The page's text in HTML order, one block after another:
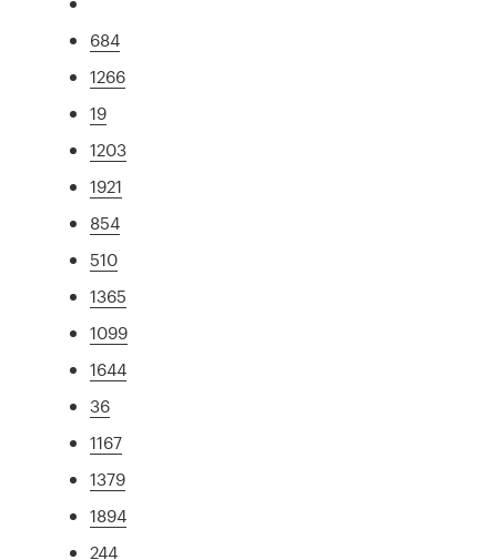
684
1266
19
1203
1921
854
510
1365
1099
1644
36
1167
1379
1894
244